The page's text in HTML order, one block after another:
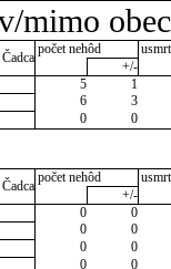
mimo obec
Čadca
počet nehôd
+/-
5
1
6
3
0 0
Čadca
počet nehôd
+/-
0
0
0
0
0
0
0
0